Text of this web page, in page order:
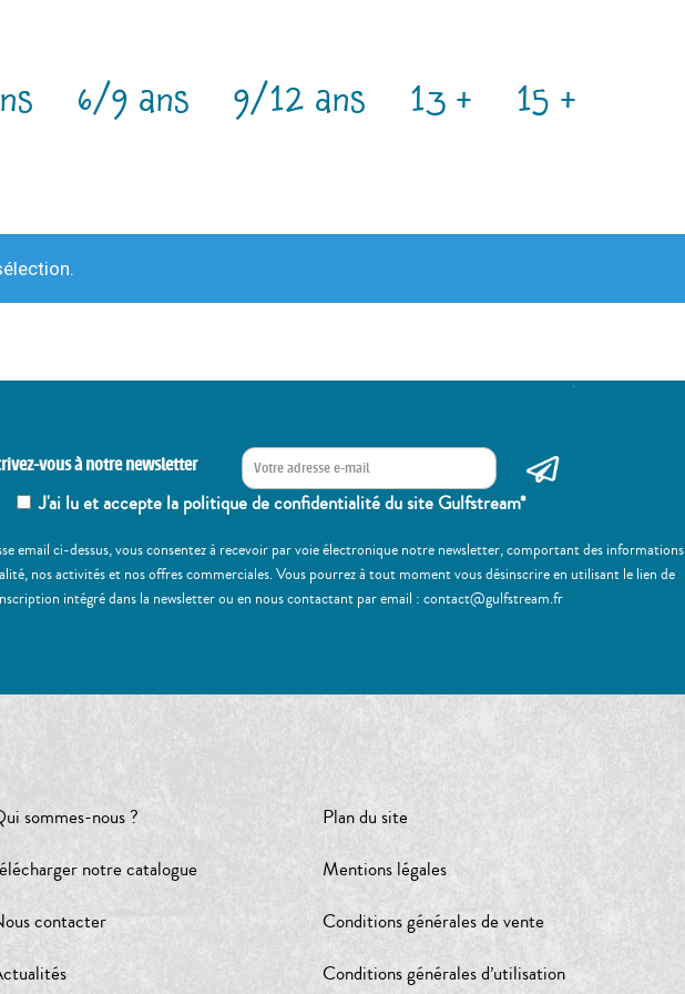
6/9 ans 9/12 ans 13 + 15 +
vous à notre newsletter
J'ai lu et accepte la politique de confidentialité du site Gulfstream*
email ci-dessus, vous consentez à recevoir par voie électronique notre newsletter, comportant des informations
nos activités et nos offres commerciales. Vous pourrez à tout moment vous désinscrire en utilisant le lien de
intégré dans la newsletter ou en nous contactant par email : contact@gulfstream.fr
sommes-nous ?
notre catalogue
contacter
Plan du site
Mentions légales
Conditions générales de vente
Conditions générales d’utilisation